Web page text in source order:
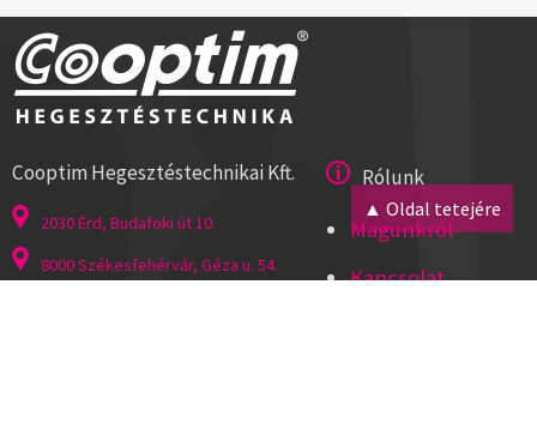
▲ Oldal tetejére
Cooptim Hegesztéstechnikai Kft.
2030 Érd, Budafoki út 10.
8000 Székesfehérvár, Géza u. 54.
Rólunk
Magunkról
Kapcsolat